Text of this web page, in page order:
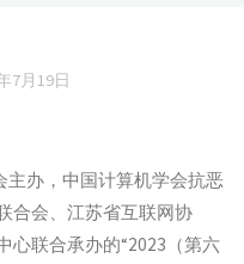
7月19日
主办，中国计算机学会抗恶
合会、江苏省互联网协
心联合承办的“2023（第六